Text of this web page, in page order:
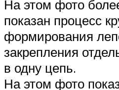
На этом фото
показан процесс
формирования
закрепления
в одну цепь.
На этом фото